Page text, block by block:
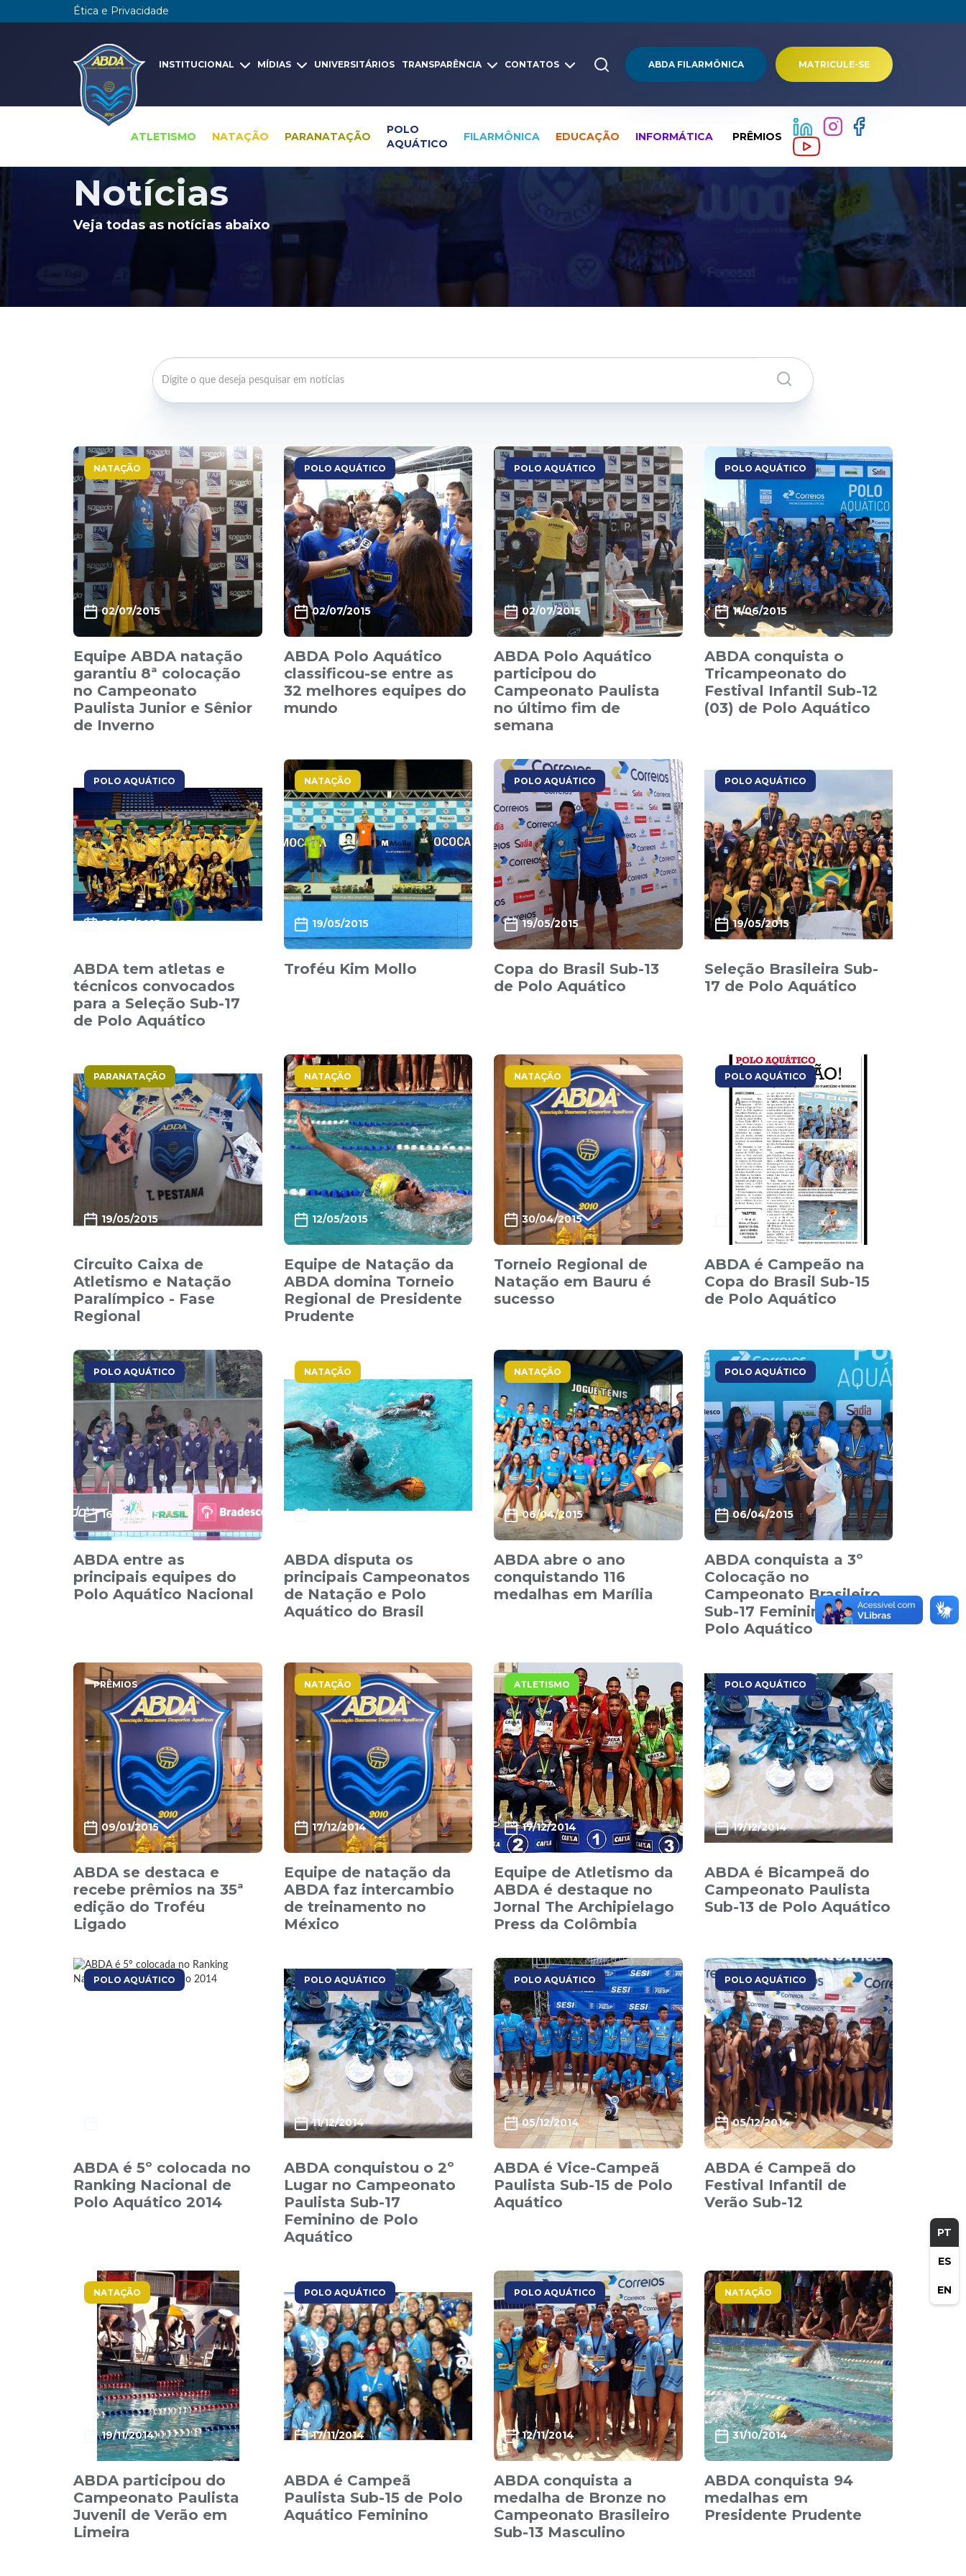
Ética e Privacidade
INSTITUCIONAL MÍDIAS UNIVERSITÁRIOS TRANSPARÊNCIA CONTATOS ABDA FILARMÔNICA MATRICULE-SE
ATLETISMO NATAÇÃO PARANATAÇÃO
POLO
AQUÁTICO
FILARMÔNICA EDUCAÇÃO INFORMÁTICA PRÊMIOS
PT
ES
EN
Pesquisa global Notícias
Notícias
Veja todas as notícias abaixo
NATAÇÃO
02/07/2015
Equipe ABDA natação
garantiu 8ª colocação
no Campeonato
Paulista Junior e Sênior
de Inverno
POLO AQUÁTICO
02/07/2015
ABDA Polo Aquático
classificou-se entre as
32 melhores equipes do
mundo
POLO AQUÁTICO
02/07/2015
ABDA Polo Aquático
participou do
Campeonato Paulista
no último fim de
semana
POLO AQUÁTICO
11/06/2015
ABDA conquista o
Tricampeonato do
Festival Infantil Sub-12
(03) de Polo Aquático
POLO AQUÁTICO
29/05/2015
ABDA tem atletas e
técnicos convocados
para a Seleção Sub-17
de Polo Aquático
NATAÇÃO
19/05/2015
Troféu Kim Mollo
POLO AQUÁTICO
19/05/2015
Copa do Brasil Sub-13
de Polo Aquático
POLO AQUÁTICO
19/05/2015
Seleção Brasileira Sub-
17 de Polo Aquático
PARANATAÇÃO
19/05/2015
Circuito Caixa de
Atletismo e Natação
Paralímpico - Fase
Regional
NATAÇÃO
12/05/2015
Equipe de Natação da
ABDA domina Torneio
Regional de Presidente
Prudente
NATAÇÃO
30/04/2015
Torneio Regional de
Natação em Bauru é
sucesso
POLO AQUÁTICO
24/04/2015
ABDA é Campeão na
Copa do Brasil Sub-15
de Polo Aquático
POLO AQUÁTICO
16/04/2015
ABDA entre as
principais equipes do
Polo Aquático Nacional
NATAÇÃO
07/04/2015
ABDA disputa os
principais Campeonatos
de Natação e Polo
Aquático do Brasil
NATAÇÃO
06/04/2015
ABDA abre o ano
conquistando 116
medalhas em Marília
POLO AQUÁTICO
06/04/2015
ABDA conquista a 3º
Colocação no
Campeonato Brasileiro
Sub-17 Feminino de
Polo Aquático
PRÊMIOS
09/01/2015
ABDA se destaca e
recebe prêmios na 35ª
edição do Troféu
Ligado
NATAÇÃO
17/12/2014
Equipe de natação da
ABDA faz intercambio
de treinamento no
México
ATLETISMO
17/12/2014
Equipe de Atletismo da
ABDA é destaque no
Jornal The Archipielago
Press da Colômbia
POLO AQUÁTICO
17/12/2014
ABDA é Bicampeã do
Campeonato Paulista
Sub-13 de Polo Aquático
POLO AQUÁTICO
ABDA é 5º colocada no
Ranking Nacional de
Polo Aquático 2014
POLO AQUÁTICO
11/12/2014
ABDA conquistou o 2º
Lugar no Campeonato
Paulista Sub-17
Feminino de Polo
Aquático
POLO AQUÁTICO
05/12/2014
ABDA é Vice-Campeã
Paulista Sub-15 de Polo
Aquático
POLO AQUÁTICO
05/12/2014
ABDA é Campeã do
Festival Infantil de
Verão Sub-12
NATAÇÃO
19/11/2014
ABDA participou do
Campeonato Paulista
Juvenil de Verão em
Limeira
POLO AQUÁTICO
17/11/2014
ABDA é Campeã
Paulista Sub-15 de Polo
Aquático Feminino
POLO AQUÁTICO
12/11/2014
ABDA conquista a
medalha de Bronze no
Campeonato Brasileiro
Sub-13 Masculino
NATAÇÃO
31/10/2014
ABDA conquista 94
medalhas em
Presidente Prudente